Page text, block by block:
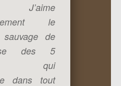
le
sauvage de
des 5
qui
dans tout